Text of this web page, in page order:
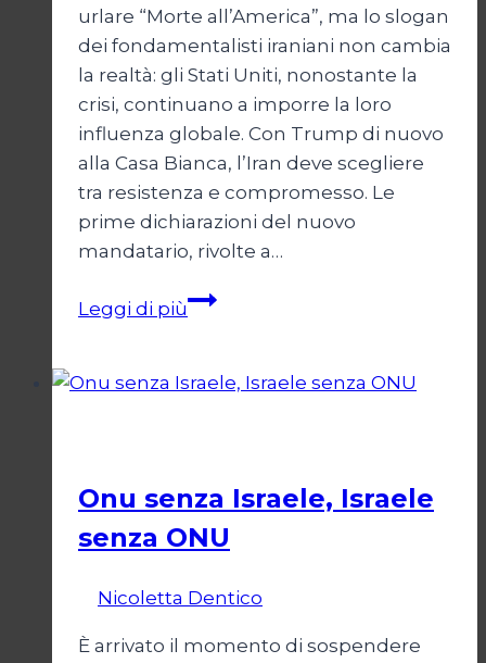
urlare “Morte all’America”, ma lo slogan
dei fondamentalisti iraniani non cambia
la realtà: gli Stati Uniti, nonostante la
crisi, continuano a imporre la loro
influenza globale. Con Trump di nuovo
alla Casa Bianca, l’Iran deve scegliere
tra resistenza e compromesso. Le
prime dichiarazioni del nuovo
mandatario, rivolte a…
Leggi di piùTrump
bivio
Onu senza Israele, Israele
senza ONU
Nicoletta Dentico
È arrivato il momento di sospendere